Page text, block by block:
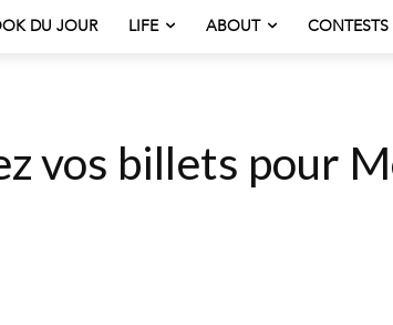
DU JOUR LIFE ABOUT CONTESTS
vos billets pour